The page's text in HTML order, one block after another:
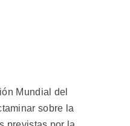
Mundial del
sobre la